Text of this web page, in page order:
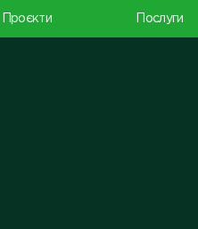
Проєкти Послуги